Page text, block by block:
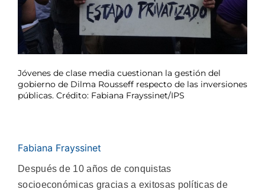
Jóvenes de clase media cuestionan la gestión del
gobierno de Dilma Rousseff respecto de las inversiones
públicas. Crédito: Fabiana Frayssinet/IPS
Fabiana Frayssinet
Después de 10 años de conquistas
socioeconómicas gracias a exitosas políticas de